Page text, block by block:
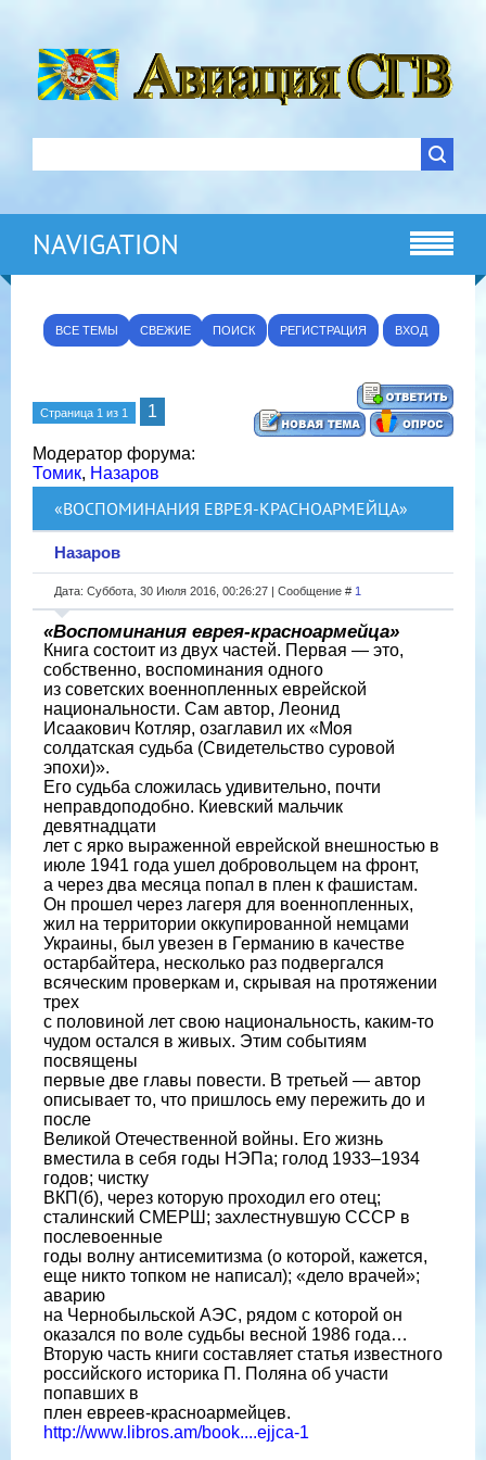
NAVIGATION
ВСЕ ТЕМЫ СВЕЖИЕ ПОИСК РЕГИСТРАЦИЯ ВХОД
Страница 1 из 1 1
Модератор форума:
Томик, Назаров
«ВОСПОМИНАНИЯ ЕВРЕЯ-КРАСНОАРМЕЙЦА»
Назаров
Дата: Суббота, 30 Июля 2016, 00:26:27 | Сообщение # 1
«Воспоминания еврея-красноармейца»
Книга состоит из двух частей. Первая — это,
собственно, воспоминания одного
из советских военнопленных еврейской
национальности. Сам автор, Леонид
Исаакович Котляр, озаглавил их «Моя
солдатская судьба (Свидетельство суровой
эпохи)».
Его судьба сложилась удивительно, почти
неправдоподобно. Киевский мальчик
девятнадцати
лет с ярко выраженной еврейской внешностью в
июле 1941 года ушел добровольцем на фронт,
а через два месяца попал в плен к фашистам.
Он прошел через лагеря для военнопленных,
жил на территории оккупированной немцами
Украины, был увезен в Германию в качестве
остарбайтера, несколько раз подвергался
всяческим проверкам и, скрывая на протяжении
трех
с половиной лет свою национальность, каким-то
чудом остался в живых. Этим событиям
посвящены
первые две главы повести. В третьей — автор
описывает то, что пришлось ему пережить до и
после
Великой Отечественной войны. Его жизнь
вместила в себя годы НЭПа; голод 1933–1934
годов; чистку
ВКП(б), через которую проходил его отец;
сталинский СМЕРШ; захлестнувшую СССР в
послевоенные
годы волну антисемитизма (о которой, кажется,
еще никто топком не написал); «дело врачей»;
аварию
на Чернобыльской АЭС, рядом с которой он
оказался по воле судьбы весной 1986 года…
Вторую часть книги составляет статья известного
российского историка П. Поляна об участи
попавших в
плен евреев-красноармейцев.
http://www.libros.am/book....ejjca-1